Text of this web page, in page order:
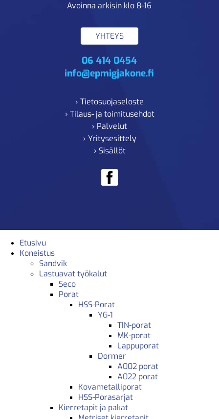
Avoinna arkisin klo 8-16
YHTEYS
06 414 0454
info@epmigjakone.fi
› Tietosuojaseloste
› Tilaus- ja toimitusehdot
› Palvelut
› Yritysesittely
› Sisällöt
Etusivu
Koneistus
Sandvik
Lastuavat työkalut
Seco
Porat
HSS-Porat
YG-1
TIN-porat
MK-porat
Lappuporat
Dormer
A002 porat
A022 porat
Kovametalliporat
HSS-Porasarjat
Kierretapit ja pakat